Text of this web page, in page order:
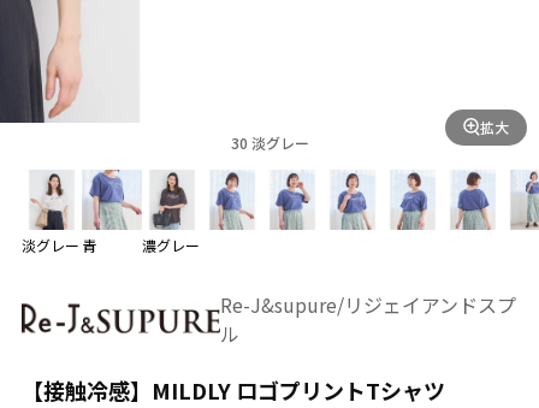
30 淡グレー
拡大
淡グレー 青 濃グレー
Re-J&supure/リジェイアンドスプ
ル
【接触冷感】MILDLY ロゴプリントTシャツ